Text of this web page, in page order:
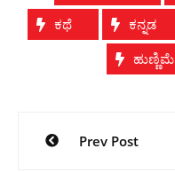
ಕಥೆ
ಕನ್ನಡ
ಹುಣ್ಣಿಮೆ
navigation
Prev Post